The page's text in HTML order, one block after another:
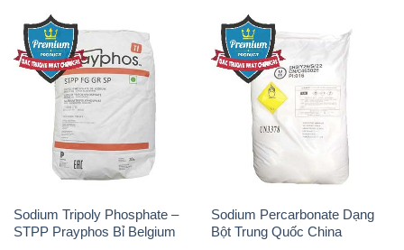
Sodium Tripoly Phosphate –
STPP Prayphos Bỉ Belgium
Sodium Percarbonate Dạng
Bột Trung Quốc China